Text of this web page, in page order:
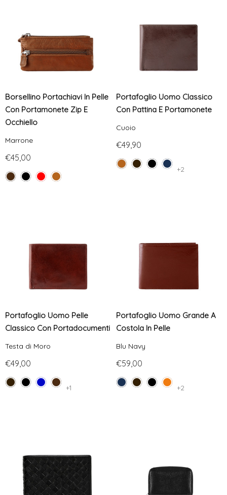
Borsellino Portachiavi In Pelle
Con Portamonete Zip E
Occhiello
Marrone
€45,00
Portafoglio Uomo Classico
Con Pattina E Portamonete
Cuoio
€49,90
+2
Portafoglio Uomo Pelle
Classico Con Portadocumenti
Testa di Moro
€49,00
+1
Portafoglio Uomo Grande A
Costola In Pelle
Blu Navy
€59,00
+2